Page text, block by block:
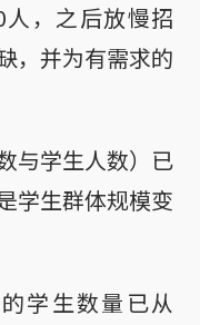
，之后放慢招
，并为有需求的
与学生人数）已
学生群体规模变
学生数量已从